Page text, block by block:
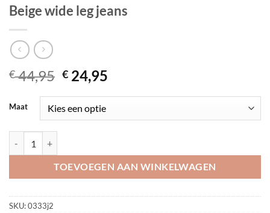
Beige wide leg jeans
€44,95 Oorspronkelijke
prijs
was:
€ 44,95.
€ 24,95
€ 24,95.
Maat
TOEVOEGEN AAN WINKELWAGEN
SKU:0333j2